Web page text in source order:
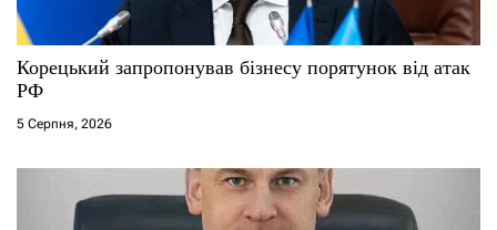
Корецький запропонував бізнесу порятунок від атак
РФ
5 Серпня, 2026